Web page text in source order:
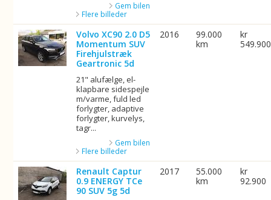
Gem bilen
Flere billeder
Volvo XC90 2.0 D5
Momentum SUV
Firehjulstræk
Geartronic 5d
21" alufælge, el-
klapbare sidespejle
m/varme, fuld led
forlygter, adaptive
forlygter, kurvelys,
tagr...
Gem bilen
Flere billeder
2016
99.000
km
kr
549.900
Renault Captur
0.9 ENERGY TCe
90 SUV 5g 5d
2017
55.000
km
kr
92.900